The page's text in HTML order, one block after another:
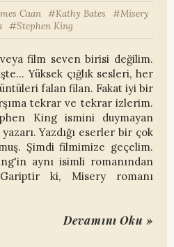
Caan Kathy Bates
Misery
Stephen King
film seven birisi değilim.
Yüksek çığlık sesleri, her
falan filan. Fakat iyi bir
tekrar ve tekrar izlerim.
King ismini duymayan
Yazdığı eserler bir çok
Şimdi filmimize geçelim.
aynı isimli romanından
ki, Misery romanı
Devamını Oku »